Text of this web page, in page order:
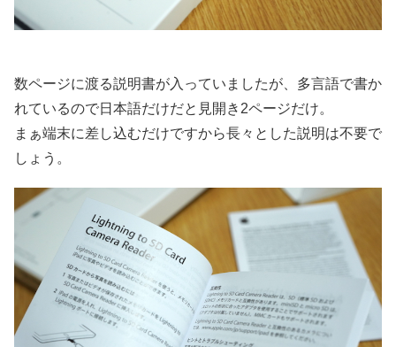
数ページに渡る説明書が入っていましたが、多言語で書か
れているので日本語だけだと見開き2ページだけ。
まぁ端末に差し込むだけですから長々とした説明は不要で
しょう。